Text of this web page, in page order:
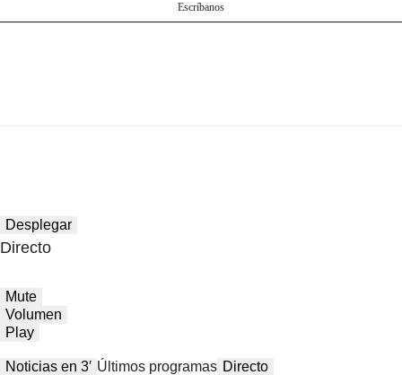
Escríbanos
Desplegar
Directo
Mute
Volumen
Play
Noticias en 3′ Últimos programas Directo